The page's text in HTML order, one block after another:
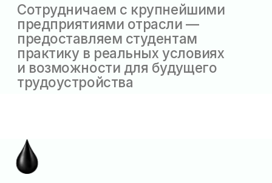
Формаобучения
очная
на бюджетной основе
на базе 9 классов: 25 бюджетных